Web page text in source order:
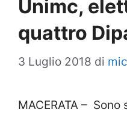
Unimc,
quattro
3 Luglio 2018 di
MACERATA –